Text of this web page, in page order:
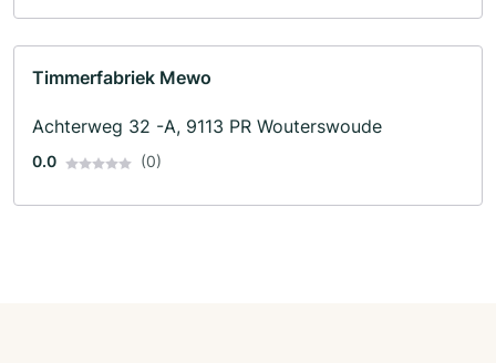
Timmerfabriek Mewo
Achterweg 32 -A, 9113 PR Wouterswoude
0.0 (0)